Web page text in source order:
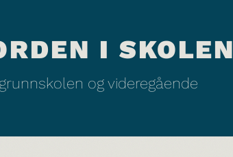
I SKOLEN
og videregående